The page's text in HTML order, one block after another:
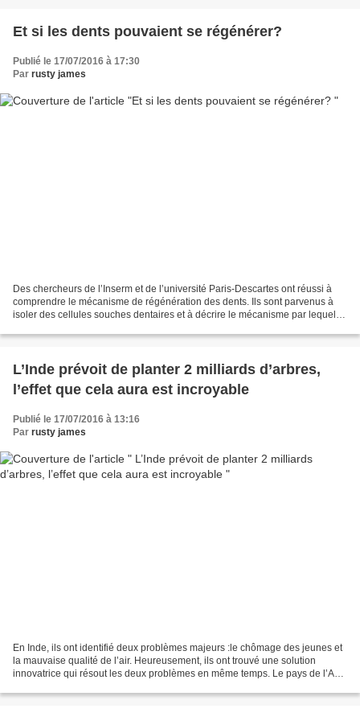
Et si les dents pouvaient se régénérer?
Publié le 17/07/2016 à 17:30
Par rusty james
Des chercheurs de l’Inserm et de l’université Paris-Descartes ont réussi à
comprendre le mécanisme de régénération des dents. Ils sont parvenus à
isoler des cellules souches dentaires et à décrire le mécanisme par lequel
L’Inde prévoit de planter 2 milliards d’arbres,
l’effet que cela aura est incroyable
Publié le 17/07/2016 à 13:16
Par rusty james
En Inde, ils ont identifié deux problèmes majeurs :le chômage des jeunes et
la mauvaise qualité de l’air. Heureusement, ils ont trouvé une solution
innovatrice qui résout les deux problèmes en même temps. Le pays de l’Asie